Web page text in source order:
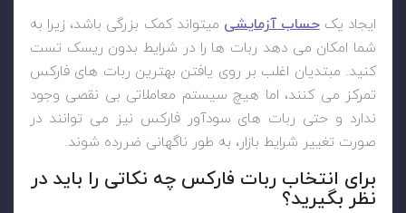
ایجاد یکحساب آزمایشی میتواند کمک بزرگی باشد، زیرا به
شما امکان می دهد ربات ها را در شرایط بدون ریسک تست
کنید. مبتدیان اغلب بر روی یافتن بهترین ربات های فارکس
تمرکز می کنند، اما هیچ سیستم معاملاتی بی نقصی وجود
ندارد و حتی ربات های سودآور فارکس نیز می توانند در
صورت تغییر شرایط بازار، به طور ناگهانی ضررده شوند.
برای انتخاب ربات فارکس چه نکاتی را باید در
نظر بگیرید؟